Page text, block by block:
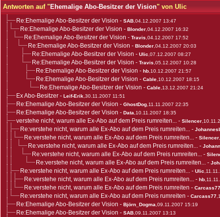
Antworten auf "Ehemalige Abo-Besitzer der Vision" von Ulic
Re:Ehemalige Abo-Besitzer der Vision - SAB ,04.12.2007 13:47
Re:Ehemalige Abo-Besitzer der Vision - Blonder ,04.12.2007 16:32
Re:Ehemalige Abo-Besitzer der Vision - Travis ,04.12.2007 17:52
Re:Ehemalige Abo-Besitzer der Vision - Blonder ,04.12.2007 20:03
Re:Ehemalige Abo-Besitzer der Vision - Ulic ,07.12.2007 08:27
Re:Ehemalige Abo-Besitzer der Vision - Travis ,05.12.2007 10:28
Re:Ehemalige Abo-Besitzer der Vision - hb ,10.12.2007 21:57
Re:Ehemalige Abo-Besitzer der Vision - Cable ,10.12.2007 18:15
Re:Ehemalige Abo-Besitzer der Vision - Cable ,13.12.2007 21:24
Ex Abo-Besitzer - Leif-Erik ,30.11.2007 11:51
Re:Ehemalige Abo-Besitzer der Vision - GhostDog ,11.11.2007 22:35
Re:Ehemalige Abo-Besitzer der Vision - Data ,10.11.2007 18:35
verstehe nicht, warum alle Ex-Abo auf dem Preis rumreiten... - Silencer
Re:verstehe nicht, warum alle Ex-Abo auf dem Preis rumreiten... -
Re:verstehe nicht, warum alle Ex-Abo auf dem Preis rumreiten... - Silencer
Re:verstehe nicht, warum alle Ex-Abo auf dem Preis rumreiten... -
Re:verstehe nicht, warum alle Ex-Abo auf dem Preis rumreiten... -
Re:verstehe nicht, warum alle Ex-Abo auf dem Preis rumreiten... -
Re:verstehe nicht, warum alle Ex-Abo auf dem Preis rumreiten... - Ulic
Re:verstehe nicht, warum alle Ex-Abo auf dem Preis rumreiten... - hb
Re:verstehe nicht, warum alle Ex-Abo auf dem Preis rumreiten - Carcass77
Re:verstehe nicht, warum alle Ex-Abo auf dem Preis rumreiten - Carcass77
Re:Ehemalige Abo-Besitzer der Vision - Björn_Dogma ,09.11.2007 15:19
Re:Ehemalige Abo-Besitzer der Vision - SAB ,09.11.2007 13:13